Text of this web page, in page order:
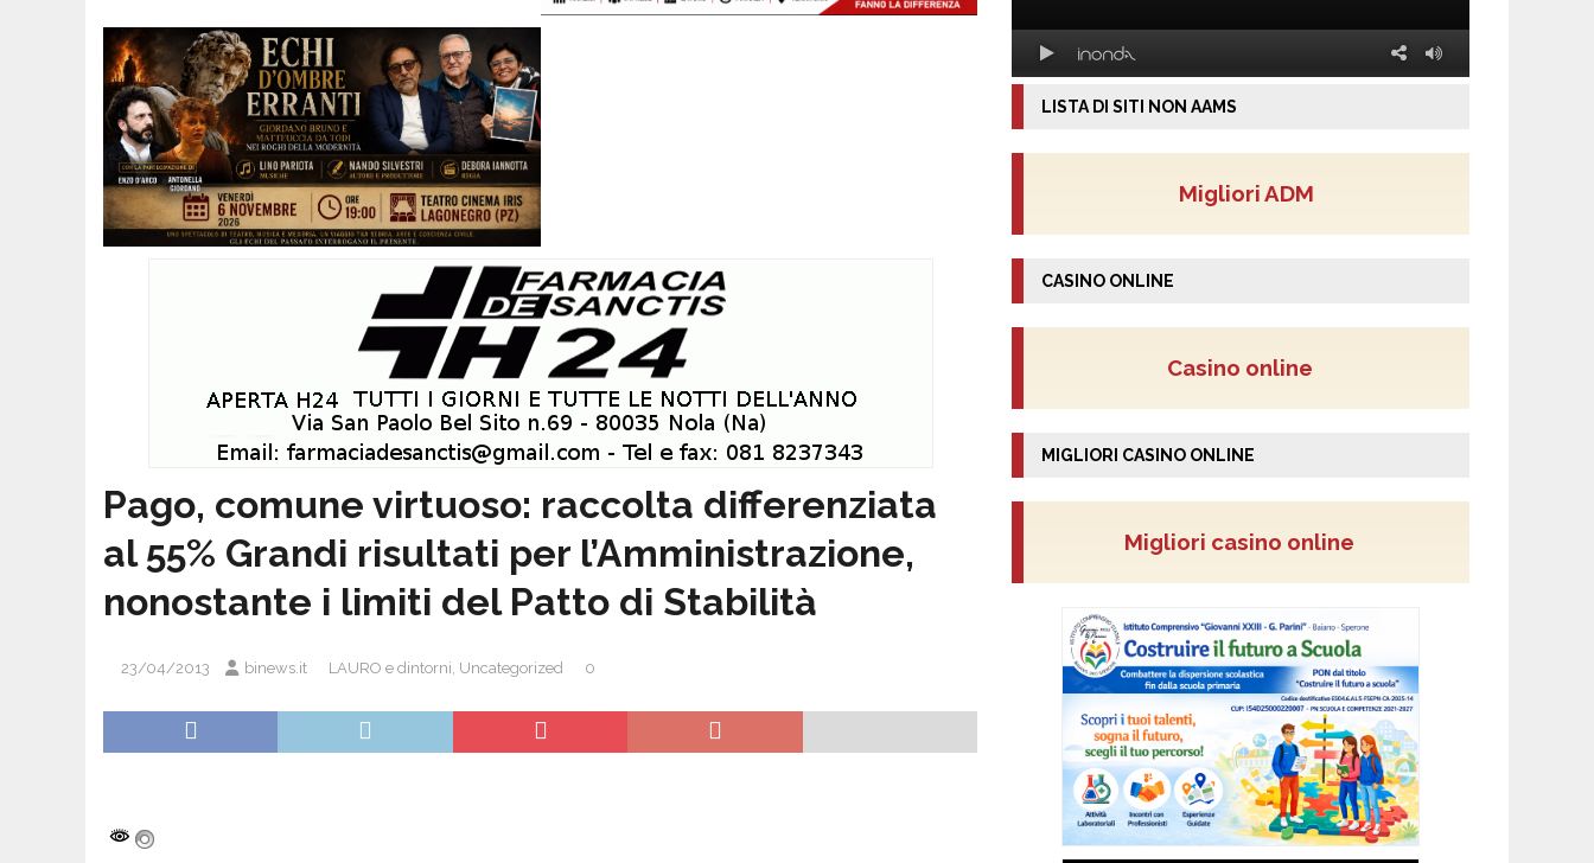
Pago, comune virtuoso: raccolta differenziata
al 55% Grandi risultati per l’Amministrazione,
nonostante i limiti del Patto di Stabilità
23/04/2013 binews.it LAURO e dintorni Uncategorized 0
LISTA DI SITI NON AAMS
Migliori ADM
CASINO ONLINE
Casino online
MIGLIORI CASINO ONLINE
Migliori casino online